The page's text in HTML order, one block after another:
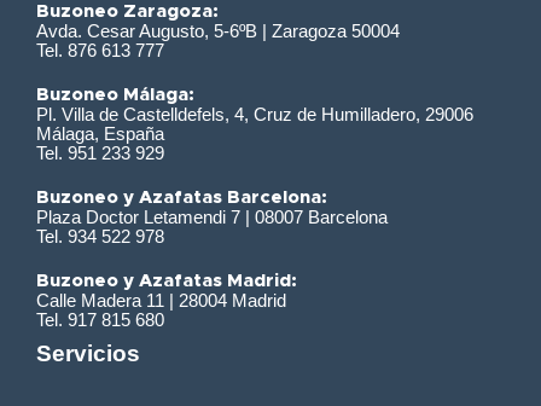
Buzoneo Zaragoza:
Avda. Cesar Augusto, 5-6ºB | Zaragoza 50004
Tel. 876 613 777
Buzoneo Málaga:
Pl. Villa de Castelldefels, 4, Cruz de Humilladero, 29006
Málaga, España
Tel. 951 233 929
Buzoneo y Azafatas Barcelona:
Plaza Doctor Letamendi 7 | 08007 Barcelona
Tel. 934 522 978
Buzoneo y Azafatas Madrid:
Calle Madera 11 | 28004 Madrid
Tel. 917 815 680
Servicios